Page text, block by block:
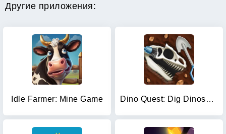
Другие приложения:
Idle Farmer: Mine Game Dino Quest: Dig Dinosaur Game